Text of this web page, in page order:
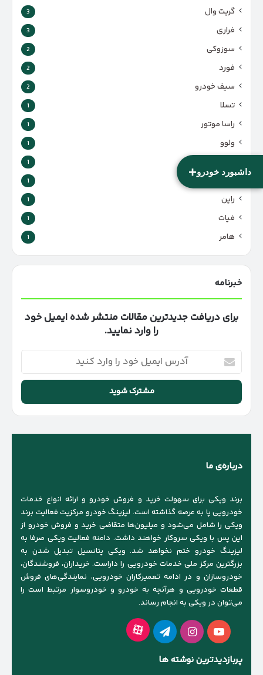
+داشبورد خودرو
گریت وال 3
فراری 3
سوزوکی 2
فورد 2
سیف خودرو 2
تسلا 1
راسا موتور 1
ولوو 1
1
لندرور 1
راین 1
فیات 1
هامر 1
خبرنامه
برای دریافت جدیدترین مقالات منتشر شده ایمیل خود
را وارد نمایید.
آدرس
ایمیل
خود
وارد
کنید
درباره‌ی ما
برند ویکی برای سهولت خرید و فروش خودرو و ارائه انواع خدمات
خودرویی پا به عرصه گذاشته است. لیزینگ خودرو مرکزیت فعالیت برند
ویکی را شامل می‌شود و میلیون‌ها متقاضی خرید و فروش خودرو از
این پس با ویکی سروکار خواهند داشت. دامنه فعالیت ویکی صرفا به
لیزینگ خودرو ختم نخواهد شد. ویکی پتانسیل تبدیل شدن به
بزرگترین مرکز ملی خدمات خودرویی را داراست. خریداران، فروشندگان،
خودروسازان و در ادامه تعمیرکاران خودرویی، نمایندگی‌های فروش
قطعات خودرویی و هرآنچه به خودرو و خودروسوار مرتبط است را
می‌توان در ویکی به انجام رساند.
یوتیوباینستاگرام
تلگرام آپارات
پربازدیدترین نوشته ها